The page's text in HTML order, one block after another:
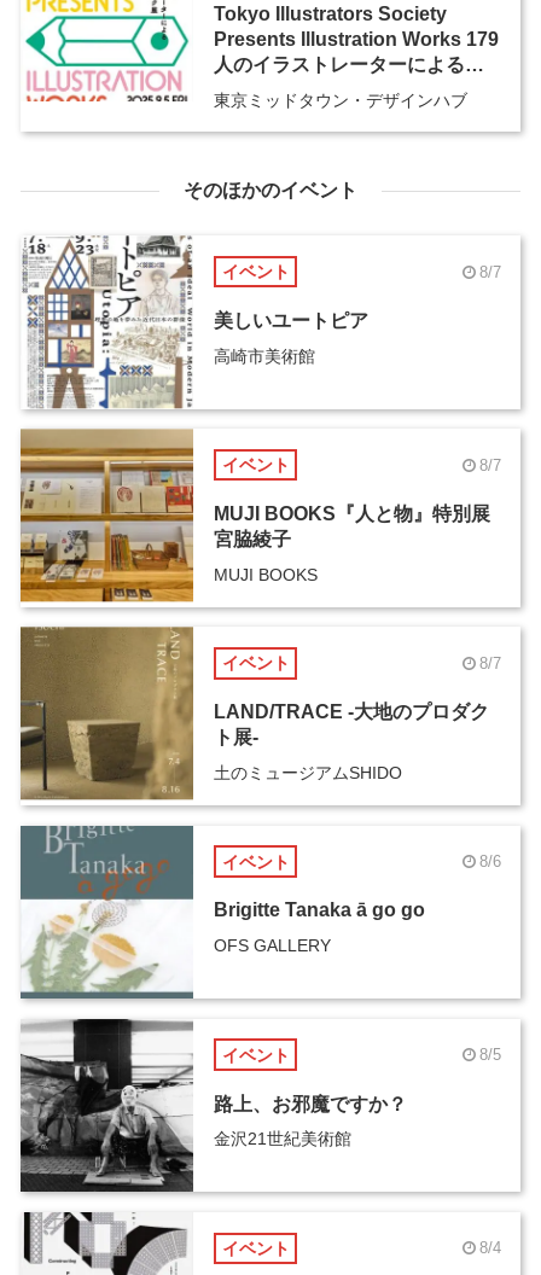
Tokyo Illustrators Society
Presents Illustration Works 179
人のイラストレーターによるベ
ストワーク展
東京ミッドタウン・デザインハブ
そのほかのイベント
イベント 8/7
美しいユートピア
高崎市美術館
イベント 8/7
MUJI BOOKS『人と物』特別展
宮脇綾子
MUJI BOOKS
イベント 8/7
LAND/TRACE -大地のプロダク
ト展-
土のミュージアムSHIDO
イベント 8/6
Brigitte Tanaka ā go go
OFS GALLERY
イベント 8/5
路上、お邪魔ですか？
金沢21世紀美術館
イベント 8/4